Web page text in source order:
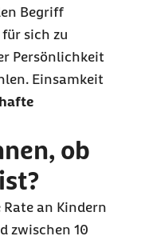
Begriff
sich zu
Persönlichkeit
Einsamkeit
ob
an Kindern
zwischen 10